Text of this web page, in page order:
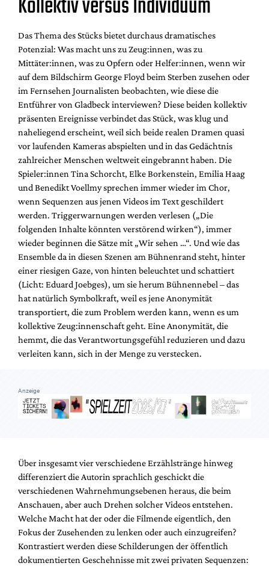
Kollektiv versus Individuum
Das Thema des Stücks bietet durchaus dramatisches
Potenzial: Was macht uns zu Zeug:innen, was zu
Mittäter:innen, was zu Opfern oder Helfer:innen, wenn wir
auf dem Bildschirm George Floyd beim Sterben zusehen oder
im Fernsehen Journalisten beobachten, wie diese die
Entführer von Gladbeck interviewen? Diese beiden kollektiv
präsenten Ereignisse verbindet das Stück, was klug und
naheliegend erscheint, weil sich beide realen Dramen quasi
vor laufenden Kameras abspielten und in das Gedächtnis
zahlreicher Menschen weltweit eingebrannt haben. Die
Spieler:innen Tina Schorcht, Elke Borkenstein, Emilia Haag
und Benedikt Voellmy sprechen immer wieder im Chor,
wenn Sequenzen aus jenen Videos im Text geschildert
werden. Triggerwarnungen werden verlesen („Die
folgenden Inhalte könnten verstörend wirken“), immer
wieder beginnen die Sätze mit „Wir sehen …“. Und wie das
Ensemble da in diesen Szenen am Bühnenrand steht, hinter
einer riesigen Gaze, von hinten beleuchtet und schattiert
(Licht: Eduard Joebges), um sie herum Bühnennebel – das
hat natürlich Symbolkraft, weil es jene Anonymität
transportiert, die zum Problem werden kann, wenn es um
kollektive Zeug:innenschaft geht. Eine Anonymität, die
hemmt, die das Verantwortungsgefühl reduzieren und dazu
verleiten kann, sich in der Menge zu verstecken.
Anzeige
Über insgesamt vier verschiedene Erzählstränge hinweg
differenziert die Autorin sprachlich geschickt die
verschiedenen Wahrnehmungsebenen heraus, die beim
Anschauen, aber auch Drehen solcher Videos entstehen.
Welche Macht hat der oder die Filmende eigentlich, den
Fokus der Zusehenden zu lenken oder auch einzugreifen?
Kontrastiert werden diese Schilderungen der öffentlich
dokumentierten Geschehnisse mit zwei privaten Sequenzen: